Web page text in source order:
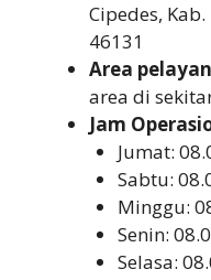
Cipedes,
46131
Area
area di
Jam
Jumat:
Sabtu:
Minggu:
Senin:
Selasa: